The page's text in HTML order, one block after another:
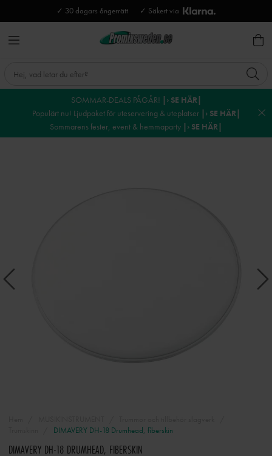
✓ 30 dagars ångerrätt ✓ Säkert via
SOMMAR-DEALS PÅGÅR! |› SE HÄR|
Populärt nu! Ljudpaket för uteservering & uteplatser |› SE HÄR|
Sommarens fester, event & hemmaparty |› SE HÄR|
DIMAVERY DH-18 Drumhead, fiberskin
DIMAVERY DH-18 DRUMHEAD, FIBERSKIN